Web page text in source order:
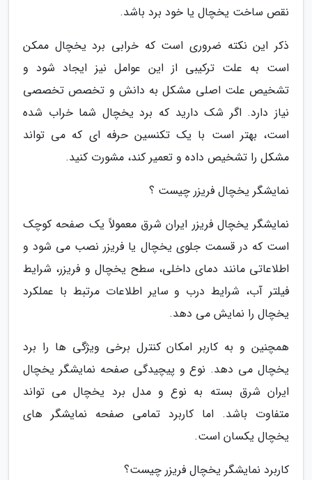
نقص ساخت یخچال یا خود برد باشد.
ذکر این نکته ضروری است که خرابی برد یخچال ممکن
است به علت ترکیبی از این عوامل نیز ایجاد شود و
تشخیص علت اصلی مشکل به دانش و تخصص تخصصی
نیاز دارد. اگر شک دارید که برد یخچال شما خراب شده
است، بهتر است با یک تکنسین حرفه ای که می تواند
مشکل را تشخیص داده و تعمیر کند، مشورت کنید.
نمایشگر یخچال فریزر چیست ؟
نمایشگر یخچال فریزر ایران شرق معمولاً یک صفحه کوچک
است که در قسمت جلوی یخچال یا فریزر نصب می شود و
اطلاعاتی مانند دمای داخلی، سطح یخچال و فریزر، شرایط
فیلتر آب، شرایط درب و سایر اطلاعات مرتبط با عملکرد
یخچال را نمایش می دهد.
همچنین و به کاربر امکان کنترل برخی ویژگی ها را برد
یخچال می دهد. نوع و پیچیدگی صفحه نمایشگر یخچال
ایران شرق بسته به نوع و مدل برد یخچال می تواند
متفاوت باشد. اما کاربرد تمامی صفحه نمایشگر های
یخچال یکسان است.
کاربرد نمایشگر یخچال فریزر چیست؟